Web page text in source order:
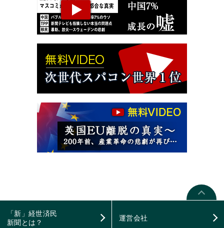
「新」経世済民
新聞とは？
運営会社